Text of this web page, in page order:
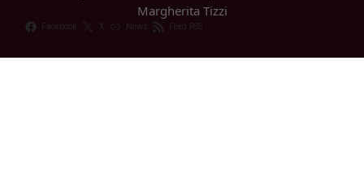
Margherita Tizzi
Facebook X News Feed RSS